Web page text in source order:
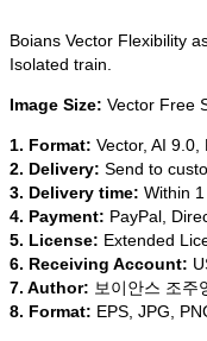
Boians Vector Flexibility
Isolated train.
Image Size: Vector Free
1. Format: Vector, AI 9.0,
2. Delivery: Send to
3. Delivery time: Within
4. Payment: PayPal,
5. License: Extended
6. Receiving Account:
7. Author: 보이안스 조주
8. Format: EPS, JPG,